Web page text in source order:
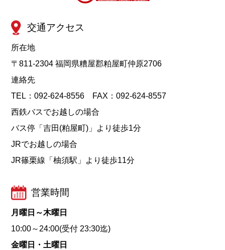
交通アクセス
所在地
〒811-2304 福岡県糟屋郡粕屋町仲原2706
連絡先
TEL：092-624-8556 FAX：092-624-8557
西鉄バスでお越しの場合
バス停「吉田(粕屋町)」より徒歩1分
JRでお越しの場合
JR篠栗線「柚須駅」より徒歩11分
営業時間
月曜日～木曜日
10:00～24:00(受付 23:30迄)
金曜日・土曜日